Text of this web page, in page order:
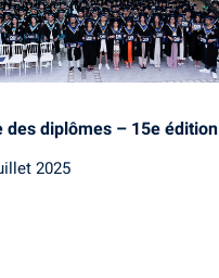
des diplômes – 15e édition
2025